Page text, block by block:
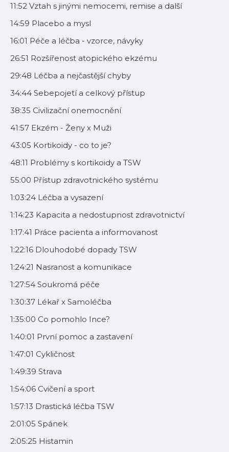
11:52 Vztah s jinými nemocemi, remise a další
14:59 Placebo a mysl
16:01 Péče a léčba - vzorce, návyky
26:51 Rozšířenost atopického ekzému
29:48 Léčba a nejčastější chyby
34:44 Sebepojetí a celkový přístup
38:35 Civilizační onemocnění
41:57 Ekzém - Ženy x Muži
43:05 Kortikoidy - co to je?
48:11 Problémy s kortikoidy a TSW
55:00 Přístup zdravotnického systému
1:03:24 Léčba a vysazení
1:14:23 Kapacita a nedostupnost zdravotnictví
1:17:41 Práce pacienta a informovanost
1:22:16 Dlouhodobé dopady TSW
1:24:21 Nasranost a komunikace
1:27:54 Soukromá péče
1:30:37 Lékař x Samoléčba
1:35:00 Co pomohlo Ince?
1:40:01 První pomoc a zastavení
1:47:01 Cykličnost
1:49:39 Strava
1:54:06 Cvičení a sport
1:57:13 Drastická léčba TSW
2:01:05 Spánek
2:05:25 Histamin